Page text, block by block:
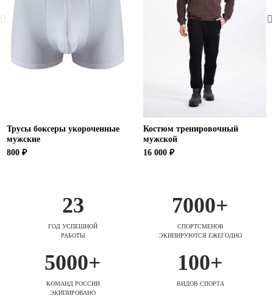
Трусы боксеры укороченные
мужские
800 ₽
Костюм тренировочный
мужской
16 000 ₽
23
ГОД УСПЕШНОЙ
РАБОТЫ
7000+
СПОРТСМЕНОВ
ЭКИПИРУЮТСЯ ЕЖЕГОДНО
5000+
КОМАНД РОССИИ
ЭКИПИРОВАНО
100+
ВИДОВ СПОРТА